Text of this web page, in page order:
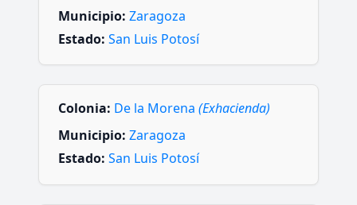
Municipio: Zaragoza
Estado: San Luis Potosí
Colonia: De la Morena (Exhacienda)
Municipio: Zaragoza
Estado: San Luis Potosí